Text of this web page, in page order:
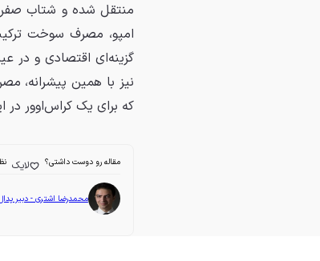
منتقل شده و شتاب
امپو، مصرف سوخت
گزینه‌ای اقتصادی و در
نیز با همین پیشرانه،
که برای یک کراس‌اوور
مقاله رو دوست داشتی؟ لایک
محمدرضا اشتری - دبیر